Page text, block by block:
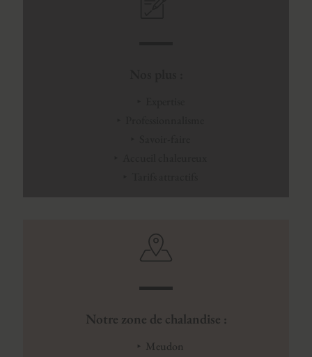
Notre zone de chalandise :
Meudon